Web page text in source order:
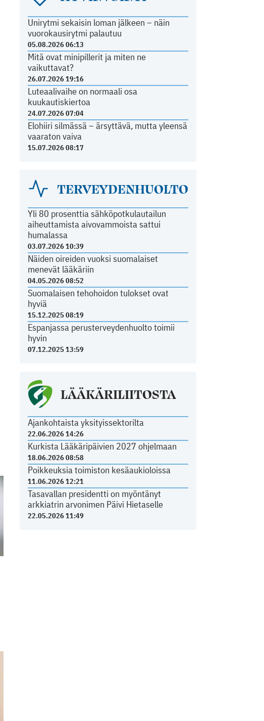
Unirytmi sekaisin loman jälkeen – näin
vuorokausirytmi palautuu
05.08.2026 06:13
Mitä ovat minipillerit ja miten ne
vaikuttavat?
26.07.2026 19:16
Luteaalivaihe on normaali osa
kuukautiskiertoa
24.07.2026 07:04
Elohiiri silmässä – ärsyttävä, mutta yleensä
vaaraton vaiva
15.07.2026 08:17
TERVEYDENHUOLTO
Yli 80 prosenttia sähköpotkulautailun
aiheuttamista aivovammoista sattui
humalassa
03.07.2026 10:39
Näiden oireiden vuoksi suomalaiset
menevät lääkäriin
04.05.2026 08:52
Suomalaisen tehohoidon tulokset ovat
hyviä
15.12.2025 08:19
Espanjassa perusterveydenhuolto toimii
hyvin
07.12.2025 13:59
LÄÄKÄRILIITOSTA
Ajankohtaista yksityissektorilta
22.06.2026 14:26
Kurkista Lääkäripäivien 2027 ohjelmaan
18.06.2026 08:58
Poikkeuksia toimiston kesäaukioloissa
11.06.2026 12:21
Tasavallan presidentti on myöntänyt
arkkiatrin arvonimen Päivi Hietaselle
22.05.2026 11:49